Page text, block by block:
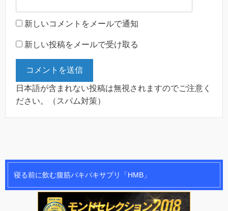
新しいコメントをメールで通知
新しい投稿をメールで受け取る
日本語が含まれない投稿は無視されますのでご注意く
ださい。（スパム対策）
寝る前に飲む腹筋バキバキサプリ「HMB」